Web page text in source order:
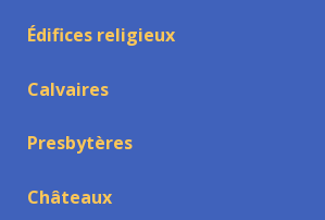
Édifices religieux
Calvaires
Presbytères
Châteaux